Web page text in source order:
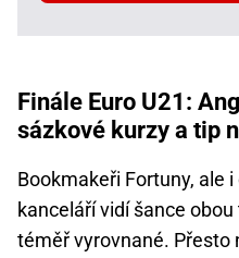
Finále Euro U21:
sázkové kurzy a tip
Bookmakeři Fortuny, ale
kanceláří vidí šance
téměř vyrovnané. Přesto